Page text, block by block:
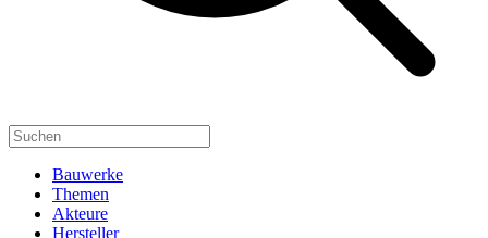
Bauwerke
Themen
Akteure
Hersteller